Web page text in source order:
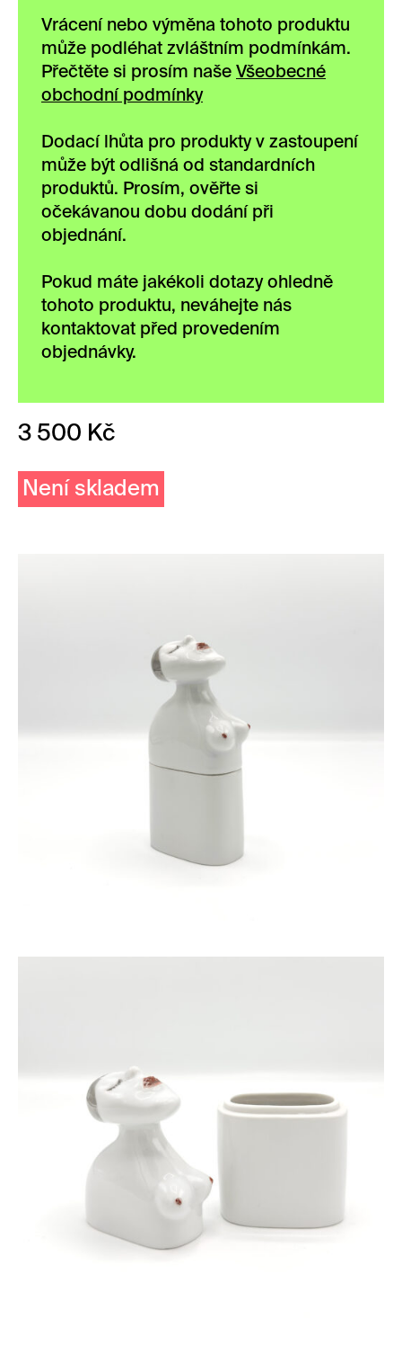
Vrácení nebo výměna tohoto produktu
může podléhat zvláštním podmínkám.
Přečtěte si prosím naše Všeobecné
obchodní podmínky
Dodací lhůta pro produkty v zastoupení
může být odlišná od standardních
produktů. Prosím, ověřte si
očekávanou dobu dodání při
objednání.
Pokud máte jakékoli dotazy ohledně
tohoto produktu, neváhejte nás
kontaktovat před provedením
objednávky.
3 500 Kč
Není skladem